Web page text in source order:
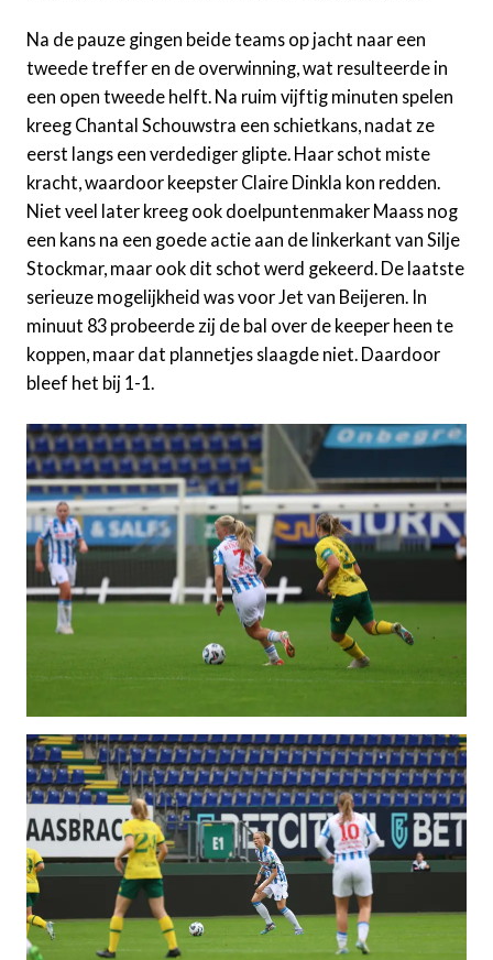
Na de pauze gingen beide teams op jacht naar een
tweede treffer en de overwinning, wat resulteerde in
een open tweede helft. Na ruim vijftig minuten spelen
kreeg Chantal Schouwstra een schietkans, nadat ze
eerst langs een verdediger glipte. Haar schot miste
kracht, waardoor keepster Claire Dinkla kon redden.
Niet veel later kreeg ook doelpuntenmaker Maass nog
een kans na een goede actie aan de linkerkant van Silje
Stockmar, maar ook dit schot werd gekeerd. De laatste
serieuze mogelijkheid was voor Jet van Beijeren. In
minuut 83 probeerde zij de bal over de keeper heen te
koppen, maar dat plannetjes slaagde niet. Daardoor
bleef het bij 1-1.